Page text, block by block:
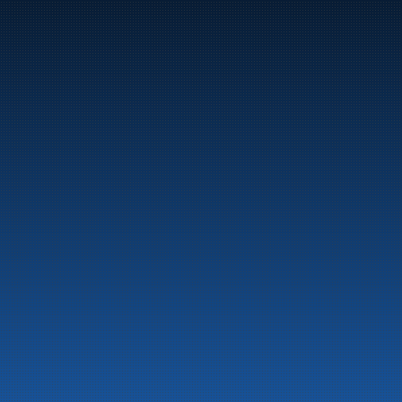
Marine
Auto & Industri
Bensinstasjoner
Tankingskort
Våre Produkter
Om selskapet
Aktuelt
Beredskapsinformasjon
Personvern